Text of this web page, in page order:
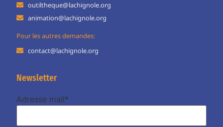
outiltheque@lachignole.org
animation@lachignole.org
Pour les autres demandes:
contact@lachignole.org
Newsletter
Adresse mail*